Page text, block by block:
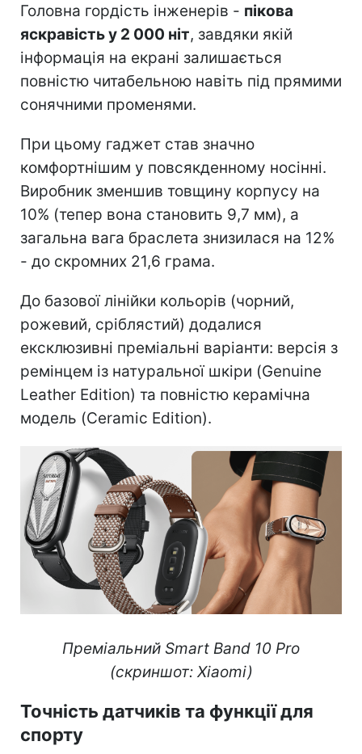
Головна гордість інженерів - пікова
яскравість у 2 000 ніт, завдяки якій
інформація на екрані залишається
повністю читабельною навіть під прямими
сонячними променями.
При цьому гаджет став значно
комфортнішим у повсякденному носінні.
Виробник зменшив товщину корпусу на
10% (тепер вона становить 9,7 мм), а
загальна вага браслета знизилася на 12%
- до скромних 21,6 грама.
До базової лінійки кольорів (чорний,
рожевий, сріблястий) додалися
ексклюзивні преміальні варіанти: версія з
ремінцем із натуральної шкіри (Genuine
Leather Edition) та повністю керамічна
модель (Ceramic Edition).
Преміальний Smart Band 10 Pro
(скриншот: Xiaomi)
Точність датчиків та функції для
спорту